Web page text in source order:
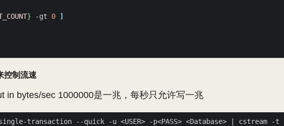
} -gt 0
]
控制流速
in bytes/sec 1000000是一兆，每秒只允许写一兆
transaction --quick -u <USER> -p<PASS> <Database> cstream -t